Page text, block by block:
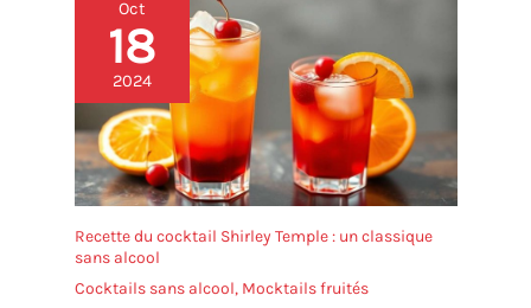
rangé. Grâce à la finition
magnétique ou au trou de
suspension au dos, vous
pouvez facilement
l'attacher à votre four ou à
votre réfrigérateur ou le
suspendre n'importe où.
Après utilisation, il suffit
sonde
Oct
18
2024
Recette du cocktail Shirley Temple : un classique
sans alcool
Cocktails sans alcool, Mocktails fruités